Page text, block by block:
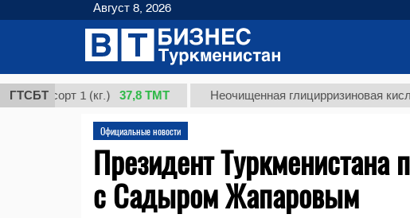
ГТСБТ
сорт 1 (кг.) 37,8 ТМТ Неочищенная глицирризиновая кислота
Официальные новости
Президент Туркменистана
с Садыром Жапаровым
Август 8, 2026